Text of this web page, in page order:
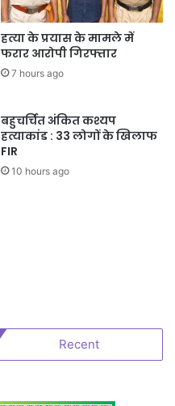
हत्या के प्रयास के मामले में
फरार आरोपी गिरफ्तार
7 hours ago
बहुचर्चित अंकित कश्यप
हत्याकांड : 33 लोगों के खिलाफ
FIR
10 hours ago
Recent